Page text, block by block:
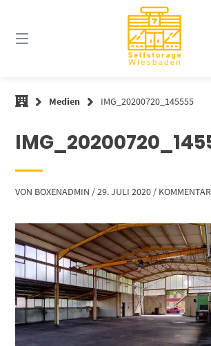
Inhalt
Medien IMG_20200720_145555
VON BOXENADMIN /29. JULI 2020 /